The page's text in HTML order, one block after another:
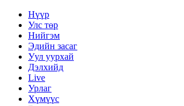
Нүүр
Улс төр
Нийгэм
Эдийн засаг
Уул уурхай
Дэлхийд
Live
Урлаг
Хүмүүс